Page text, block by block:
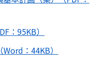
：95KB）
：44KB）